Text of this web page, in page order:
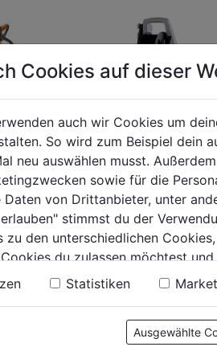
Hochdruckreiniger
2160 TST mit
Stecknippel
0.0 (0)
0.0
von
1329€
Cookies auf dieser
auch wir Cookies um
So wird zum Beispiel dein
neu auswählen musst.
sowie für die
von Drittanbieter, unter
stimmst du der
den unterschiedlichen
du zulassen möchtest
in unsererStatistiken
Ausgewählte